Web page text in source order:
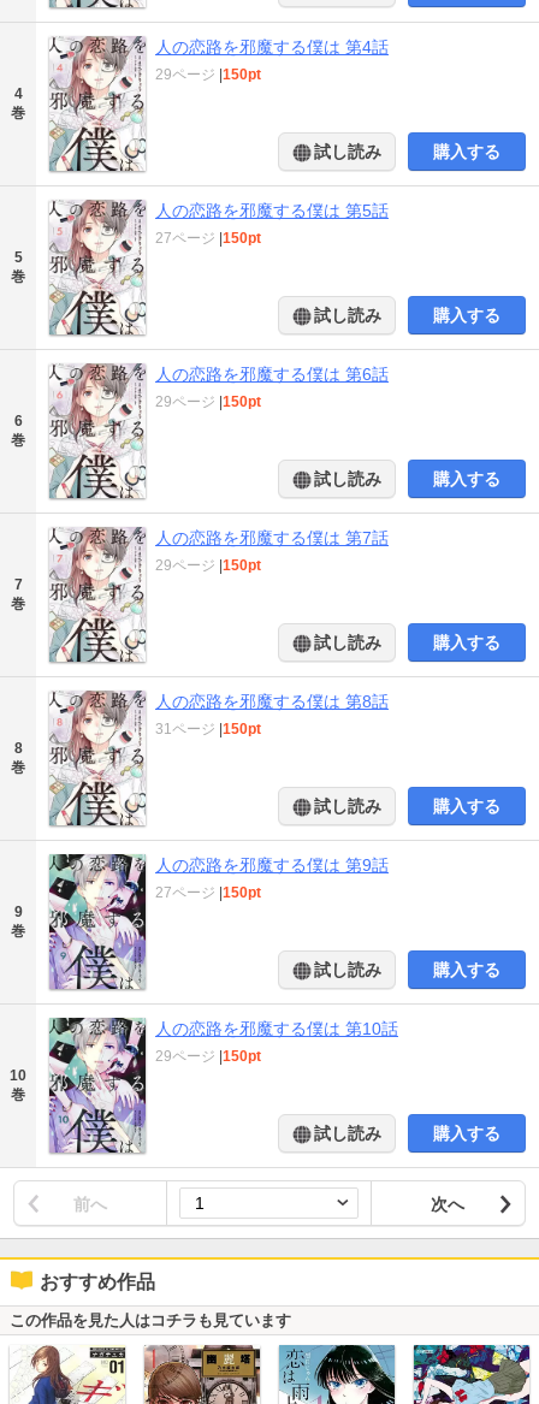
4
巻
人の恋路を邪魔する僕は 第4話
29ページ |150pt
試し読み 購入する
5
巻
人の恋路を邪魔する僕は 第5話
27ページ |150pt
試し読み 購入する
6
巻
人の恋路を邪魔する僕は 第6話
29ページ |150pt
試し読み 購入する
7
巻
人の恋路を邪魔する僕は 第7話
29ページ |150pt
試し読み 購入する
8
巻
人の恋路を邪魔する僕は 第8話
31ページ |150pt
試し読み 購入する
9
巻
人の恋路を邪魔する僕は 第9話
27ページ |150pt
試し読み 購入する
10
巻
人の恋路を邪魔する僕は 第10話
29ページ |150pt
試し読み 購入する
前へ 次へ
おすすめ作品
この作品を見た人はコチラも見ています